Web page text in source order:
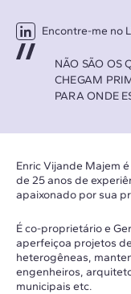
Encontre-me no
NÃO SÃO OS
CHEGAM
PARA ONDE
Enric Vijande Majem
de 25 anos de
apaixonado por sua
É co-proprietário e
aperfeiçoa projetos
heterogêneas,
engenheiros,
municipais etc.